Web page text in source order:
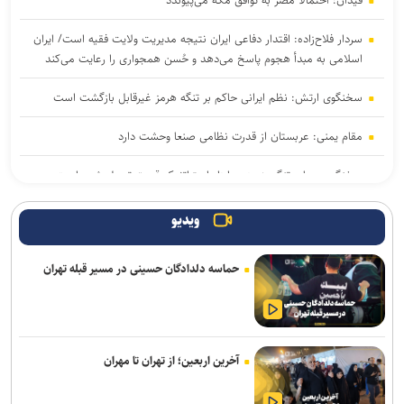
سردار فلاح‌زاده: اقتدار دفاعی ایران نتیجه مدیریت ولایت فقیه است/ ایران
اسلامی به مبدأ هجوم پاسخ می‌دهد و حُسن همجواری را رعایت می‌کند
سخنگوی ارتش: نظم ایرانی حاکم بر تنگه هرمز غیرقابل بازگشت است
مقام یمنی: عربستان از قدرت نظامی صنعا وحشت دارد
سخنگوی سپاه: تنگه هرمز به ابزار استراتژیک قدرت تبدیل شده است
جامعه را نمی‌توان با امرونهی اداره کرد/ با پشتیبانی رهبری تمام تلاش بر
پزشکیان درخشش تیم ملی المپیاد هوش مصنوعی ایران در رقابت‌های
جهانی را تبریک گفت
سفر رئیس دستگاه اطلاعاتی عربستان به عراق
عارف: هوش مصنوعی زیرساخت حکمرانی متوازن و جهش اقتصادی کشور
است
ویدیو
حماسه دلدادگان حسینی در مسیر قبله تهران
آخرین اربعین؛ از تهران تا مهران